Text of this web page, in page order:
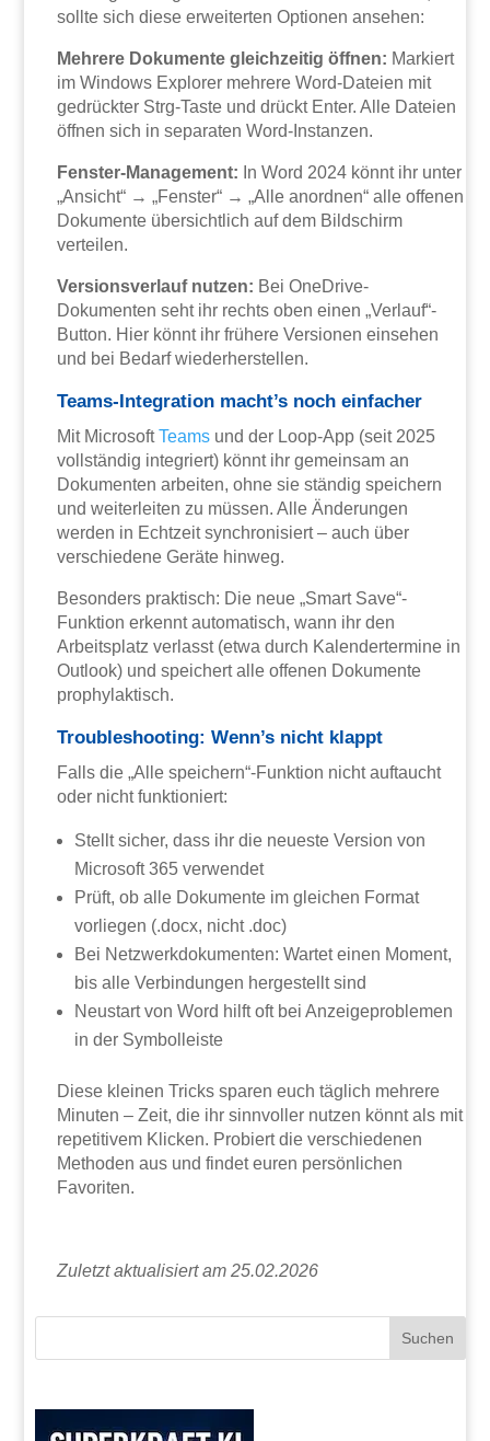
sollte sich diese erweiterten Optionen ansehen:
Mehrere Dokumente gleichzeitig öffnen: Markiert
im Windows Explorer mehrere Word-Dateien mit
gedrückter Strg-Taste und drückt Enter. Alle Dateien
öffnen sich in separaten Word-Instanzen.
Fenster-Management: In Word 2024 könnt ihr unter
„Ansicht“ → „Fenster“ → „Alle anordnen“ alle offenen
Dokumente übersichtlich auf dem Bildschirm
verteilen.
Versionsverlauf nutzen: Bei OneDrive-
Dokumenten seht ihr rechts oben einen „Verlauf“-
Button. Hier könnt ihr frühere Versionen einsehen
und bei Bedarf wiederherstellen.
Teams-Integration macht’s noch einfacher
Mit MicrosoftTeams und der Loop-App (seit 2025
vollständig integriert) könnt ihr gemeinsam an
Dokumenten arbeiten, ohne sie ständig speichern
und weiterleiten zu müssen. Alle Änderungen
werden in Echtzeit synchronisiert – auch über
verschiedene Geräte hinweg.
Besonders praktisch: Die neue „Smart Save“-
Funktion erkennt automatisch, wann ihr den
Arbeitsplatz verlasst (etwa durch Kalendertermine in
Outlook) und speichert alle offenen Dokumente
prophylaktisch.
Troubleshooting: Wenn’s nicht klappt
Falls die „Alle speichern“-Funktion nicht auftaucht
oder nicht funktioniert:
Stellt sicher, dass ihr die neueste Version von
Microsoft 365 verwendet
Prüft, ob alle Dokumente im gleichen Format
vorliegen (.docx, nicht .doc)
Bei Netzwerkdokumenten: Wartet einen Moment,
bis alle Verbindungen hergestellt sind
Neustart von Word hilft oft bei Anzeigeproblemen
in der Symbolleiste
Diese kleinen Tricks sparen euch täglich mehrere
Minuten – Zeit, die ihr sinnvoller nutzen könnt als mit
repetitivem Klicken. Probiert die verschiedenen
Methoden aus und findet euren persönlichen
Favoriten.
Zuletzt aktualisiert am 25.02.2026